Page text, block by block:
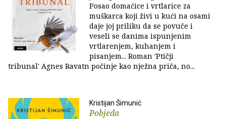
Posao domaćice i vrtlarice za
muškarca koji živi u kući na osami
daje joj priliku da se povuče i
veseli se danima ispunjenim
vrtlarenjem, kuhanjem i
pisanjem... Roman 'Ptičji
tribunal' Agnes Ravatn počinje kao nježna priča, no...
Kristijan Šimunić
Pobjeda